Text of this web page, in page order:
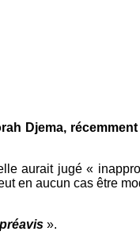
Djema,
aurait jugé «
en aucun cas être
».